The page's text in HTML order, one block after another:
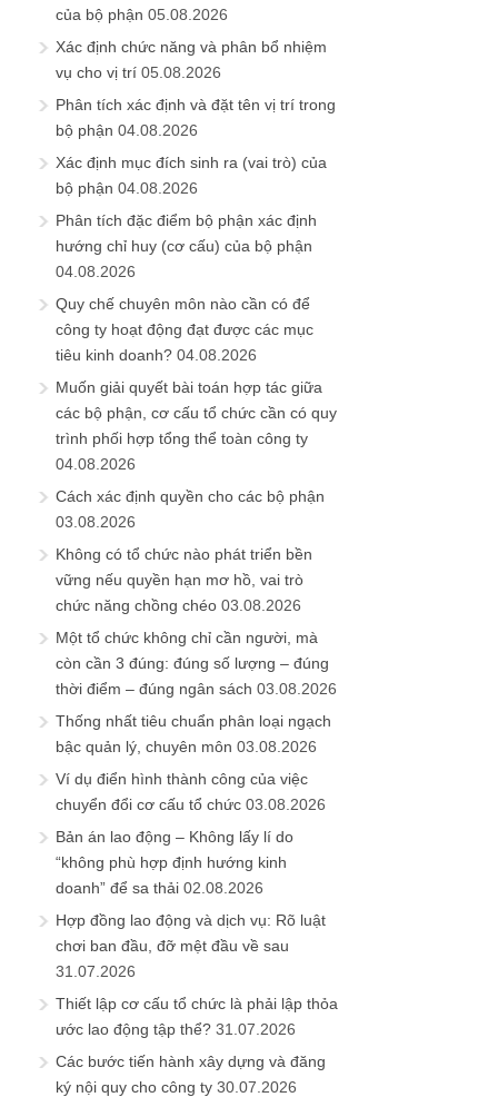
của bộ phận 05.08.2026
Xác định chức năng và phân bổ nhiệm
vụ cho vị trí 05.08.2026
Phân tích xác định và đặt tên vị trí trong
bộ phận 04.08.2026
Xác định mục đích sinh ra (vai trò) của
bộ phận 04.08.2026
Phân tích đặc điểm bộ phận xác định
hướng chỉ huy (cơ cấu) của bộ phận
04.08.2026
Quy chế chuyên môn nào cần có để
công ty hoạt động đạt được các mục
tiêu kinh doanh? 04.08.2026
Muốn giải quyết bài toán hợp tác giữa
các bộ phận, cơ cấu tổ chức cần có quy
trình phối hợp tổng thể toàn công ty
04.08.2026
Cách xác định quyền cho các bộ phận
03.08.2026
Không có tổ chức nào phát triển bền
vững nếu quyền hạn mơ hồ, vai trò
chức năng chồng chéo 03.08.2026
Một tổ chức không chỉ cần người, mà
còn cần 3 đúng: đúng số lượng – đúng
thời điểm – đúng ngân sách 03.08.2026
Thống nhất tiêu chuẩn phân loại ngạch
bậc quản lý, chuyên môn 03.08.2026
Ví dụ điển hình thành công của việc
chuyển đổi cơ cấu tổ chức 03.08.2026
Bản án lao động – Không lấy lí do
“không phù hợp định hướng kinh
doanh” để sa thải 02.08.2026
Hợp đồng lao động và dịch vụ: Rõ luật
chơi ban đầu, đỡ mệt đầu về sau
31.07.2026
Thiết lập cơ cấu tổ chức là phải lập thỏa
ước lao động tập thể? 31.07.2026
Các bước tiến hành xây dựng và đăng
ký nội quy cho công ty 30.07.2026